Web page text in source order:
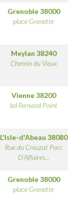
Grenoble38000
place Grenette
Meylan 38240
Chemin du Vieux
Vienne38200
bd Fernand Point
L'Isle-d'Abeau 38080
Rue du Creuzat Parc
D'Affaires...
Grenoble38000
place Grenette